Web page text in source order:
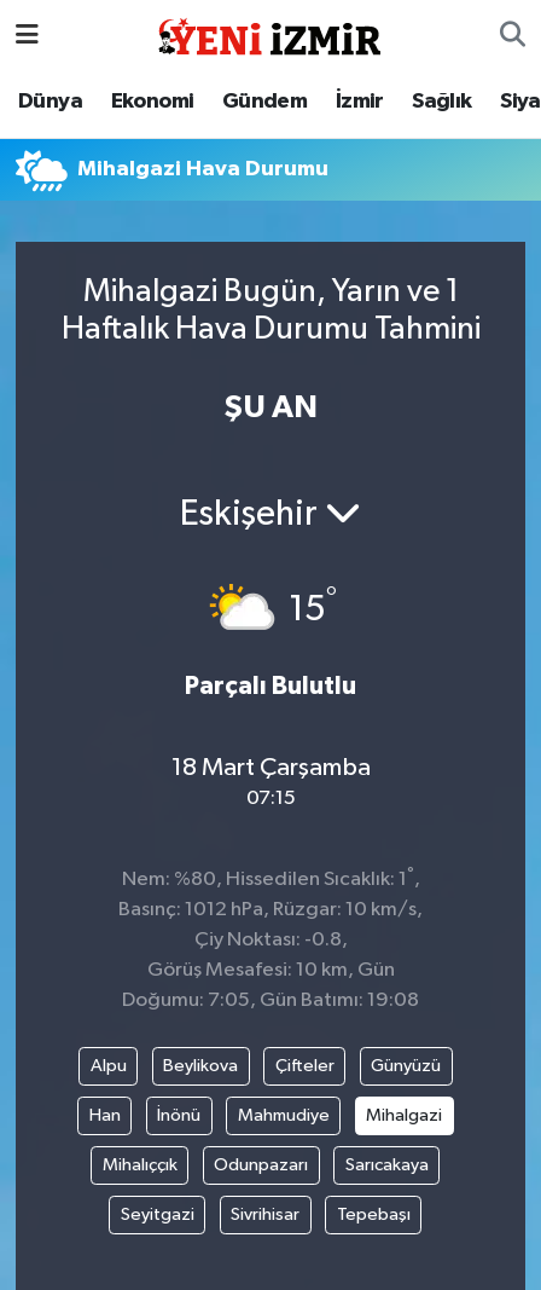
Dünya Ekonomi Gündem İzmir Sağlık
Mihalgazi Hava Durumu
Mihalgazi Bugün, Yarın ve 1
Haftalık Hava Durumu Tahmini
ŞU AN
Eskişehir
15°
Parçalı Bulutlu
18 Mart Çarşamba
07:15
Nem: %80, Hissedilen Sıcaklık: 1 ° ,
Basınç: 1012 hPa, Rüzgar: 10 km/s,
Çiy Noktası: -0.8,
Görüş Mesafesi: 10 km, Gün
Doğumu: 7:05, Gün Batımı: 19:08
Alpu Beylikova Çifteler Günyüzü
Han İnönü Mahmudiye Mihalgazi
Mihalıççık Odunpazarı Sarıcakaya
Seyitgazi Sivrihisar Tepebaşı
Dünya
İzmir
Sağlık
Resmi İlanlar
İzmir Nöbetçi Eczaneler
İzmir Trafik Yoğunluk Haritası
Süper Lig Puan Durumu ve Fikstür